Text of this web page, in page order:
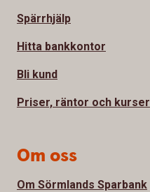
Spärrhjälp
Hitta bankkontor
Bli kund
Priser, räntor och kurser
Om oss
Om Sörmlands Sparbank